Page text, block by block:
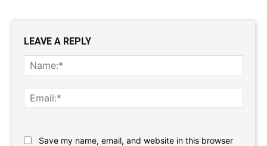
LEAVE A REPLY
Save my name, email, and website in this browser